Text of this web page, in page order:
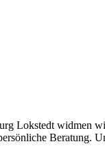
Lokstedt widmen